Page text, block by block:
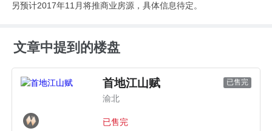
另预计2017年11月将推商业房源，具体信息待定。
文章中提到的楼盘
首地江山赋 已售完
渝北
已售完